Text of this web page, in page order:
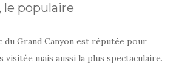
le populaire
du Grand Canyon est réputée pour
visitée mais aussi la plus spectaculaire.